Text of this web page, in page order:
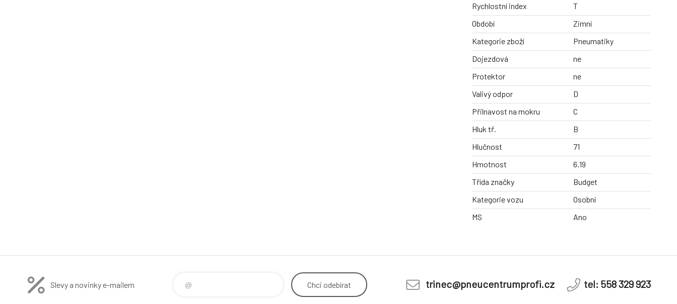
Rychlostní index
T
Období
Zimní
Kategorie zboží
Pneumatiky
Dojezdová
ne
Protektor
ne
Valivý odpor
D
Přilnavost na mokru
C
Hluk tř.
B
Hlučnost
71
Hmotnost
6.19
Třída značky
Budget
Kategorie vozu
Osobní
MS
Ano
Slevy a novinky e-mailem Chci odebírat trinec@pneucentrumprofi.cz tel: 558 329 923